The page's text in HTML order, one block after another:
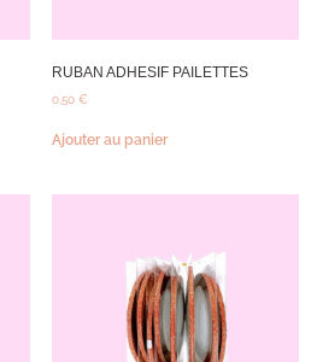
RUBAN ADHESIF PAILETTES
0,50 €
Ajouter au panier